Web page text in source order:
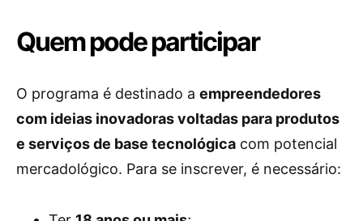
Quem pode participar
O programa é destinado a empreendedores
com ideias inovadoras voltadas para produtos
e serviços de base tecnológica com potencial
mercadológico. Para se inscrever, é necessário: